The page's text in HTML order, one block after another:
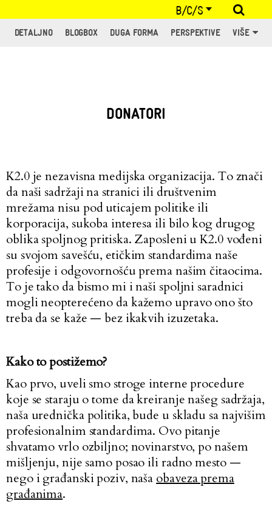
DONATORI
K2.0 je nezavisna medijska organizacija. To znači
da naši sadržaji na stranici ili društvenim
mrežama nisu pod uticajem politike ili
korporacija, sukoba interesa ili bilo kog drugog
oblika spoljnog pritiska. Zaposleni u K2.0 vođeni
su svojom savešću, etičkim standardima naše
profesije i odgovornošću prema našim čitaocima.
To je tako da bismo mi i naši spoljni saradnici
mogli neopterećeno da kažemo upravo ono što
treba da se kaže — bez ikakvih izuzetaka.
Kako to postižemo?
Kao prvo, uveli smo stroge interne procedure
koje se staraju o tome da kreiranje našeg sadržaja,
naša urednička politika, bude u skladu sa najvišim
profesionalnim standardima. Ovo pitanje
shvatamo vrlo ozbiljno; novinarstvo, po našem
mišljenju, nije samo posao ili radno mesto —
nego i građanski poziv, naša obaveza prema
građanima.
B/C/S
DETALJNO BLOGBOX DUGA FORMA PERSPEKTIVE VIŠE